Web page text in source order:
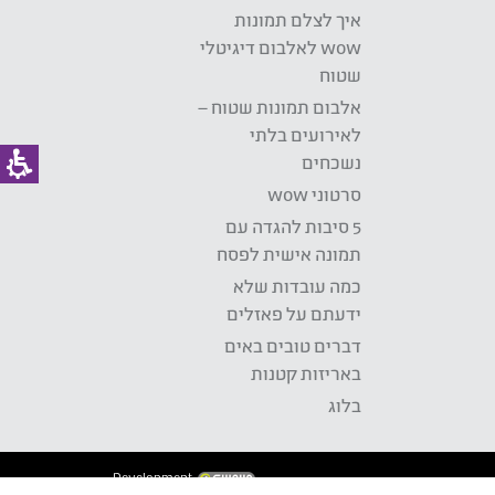
איך לצלם תמונות
wow לאלבום דיגיטלי
שטוח
אלבום תמונות שטוח –
לאירועים בלתי
נשכחים
סרטוני wow
5 סיבות להגדה עם
תמונה אישית לפסח
כמה עובדות שלא
ידעתם על פאזלים
דברים טובים באים
באריזות קטנות
בלוג
Development: